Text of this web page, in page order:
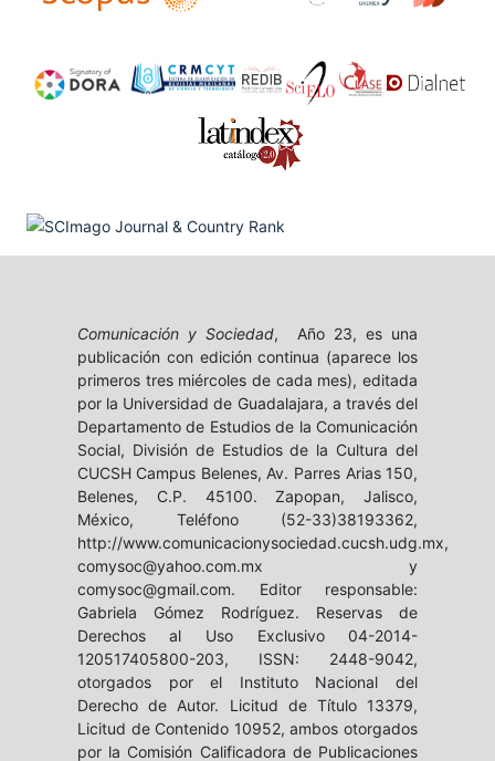
Comunicación y Sociedad, Año 23, es una
publicación con edición continua (aparece los
primeros tres miércoles de cada mes), editada
por la Universidad de Guadalajara, a través del
Departamento de Estudios de la Comunicación
Social, División de Estudios de la Cultura del
CUCSH Campus Belenes, Av. Parres Arias 150,
Belenes, C.P. 45100. Zapopan, Jalisco,
México, Teléfono (52-33)38193362,
http://www.comunicacionysociedad.cucsh.udg.mx,
comysoc@yahoo.com.mx y
comysoc@gmail.com. Editor responsable:
Gabriela Gómez Rodríguez. Reservas de
Derechos al Uso Exclusivo 04-2014-
120517405800-203, ISSN: 2448-9042,
otorgados por el Instituto Nacional del
Derecho de Autor. Licitud de Título 13379,
Licitud de Contenido 10952, ambos otorgados
por la Comisión Calificadora de Publicaciones